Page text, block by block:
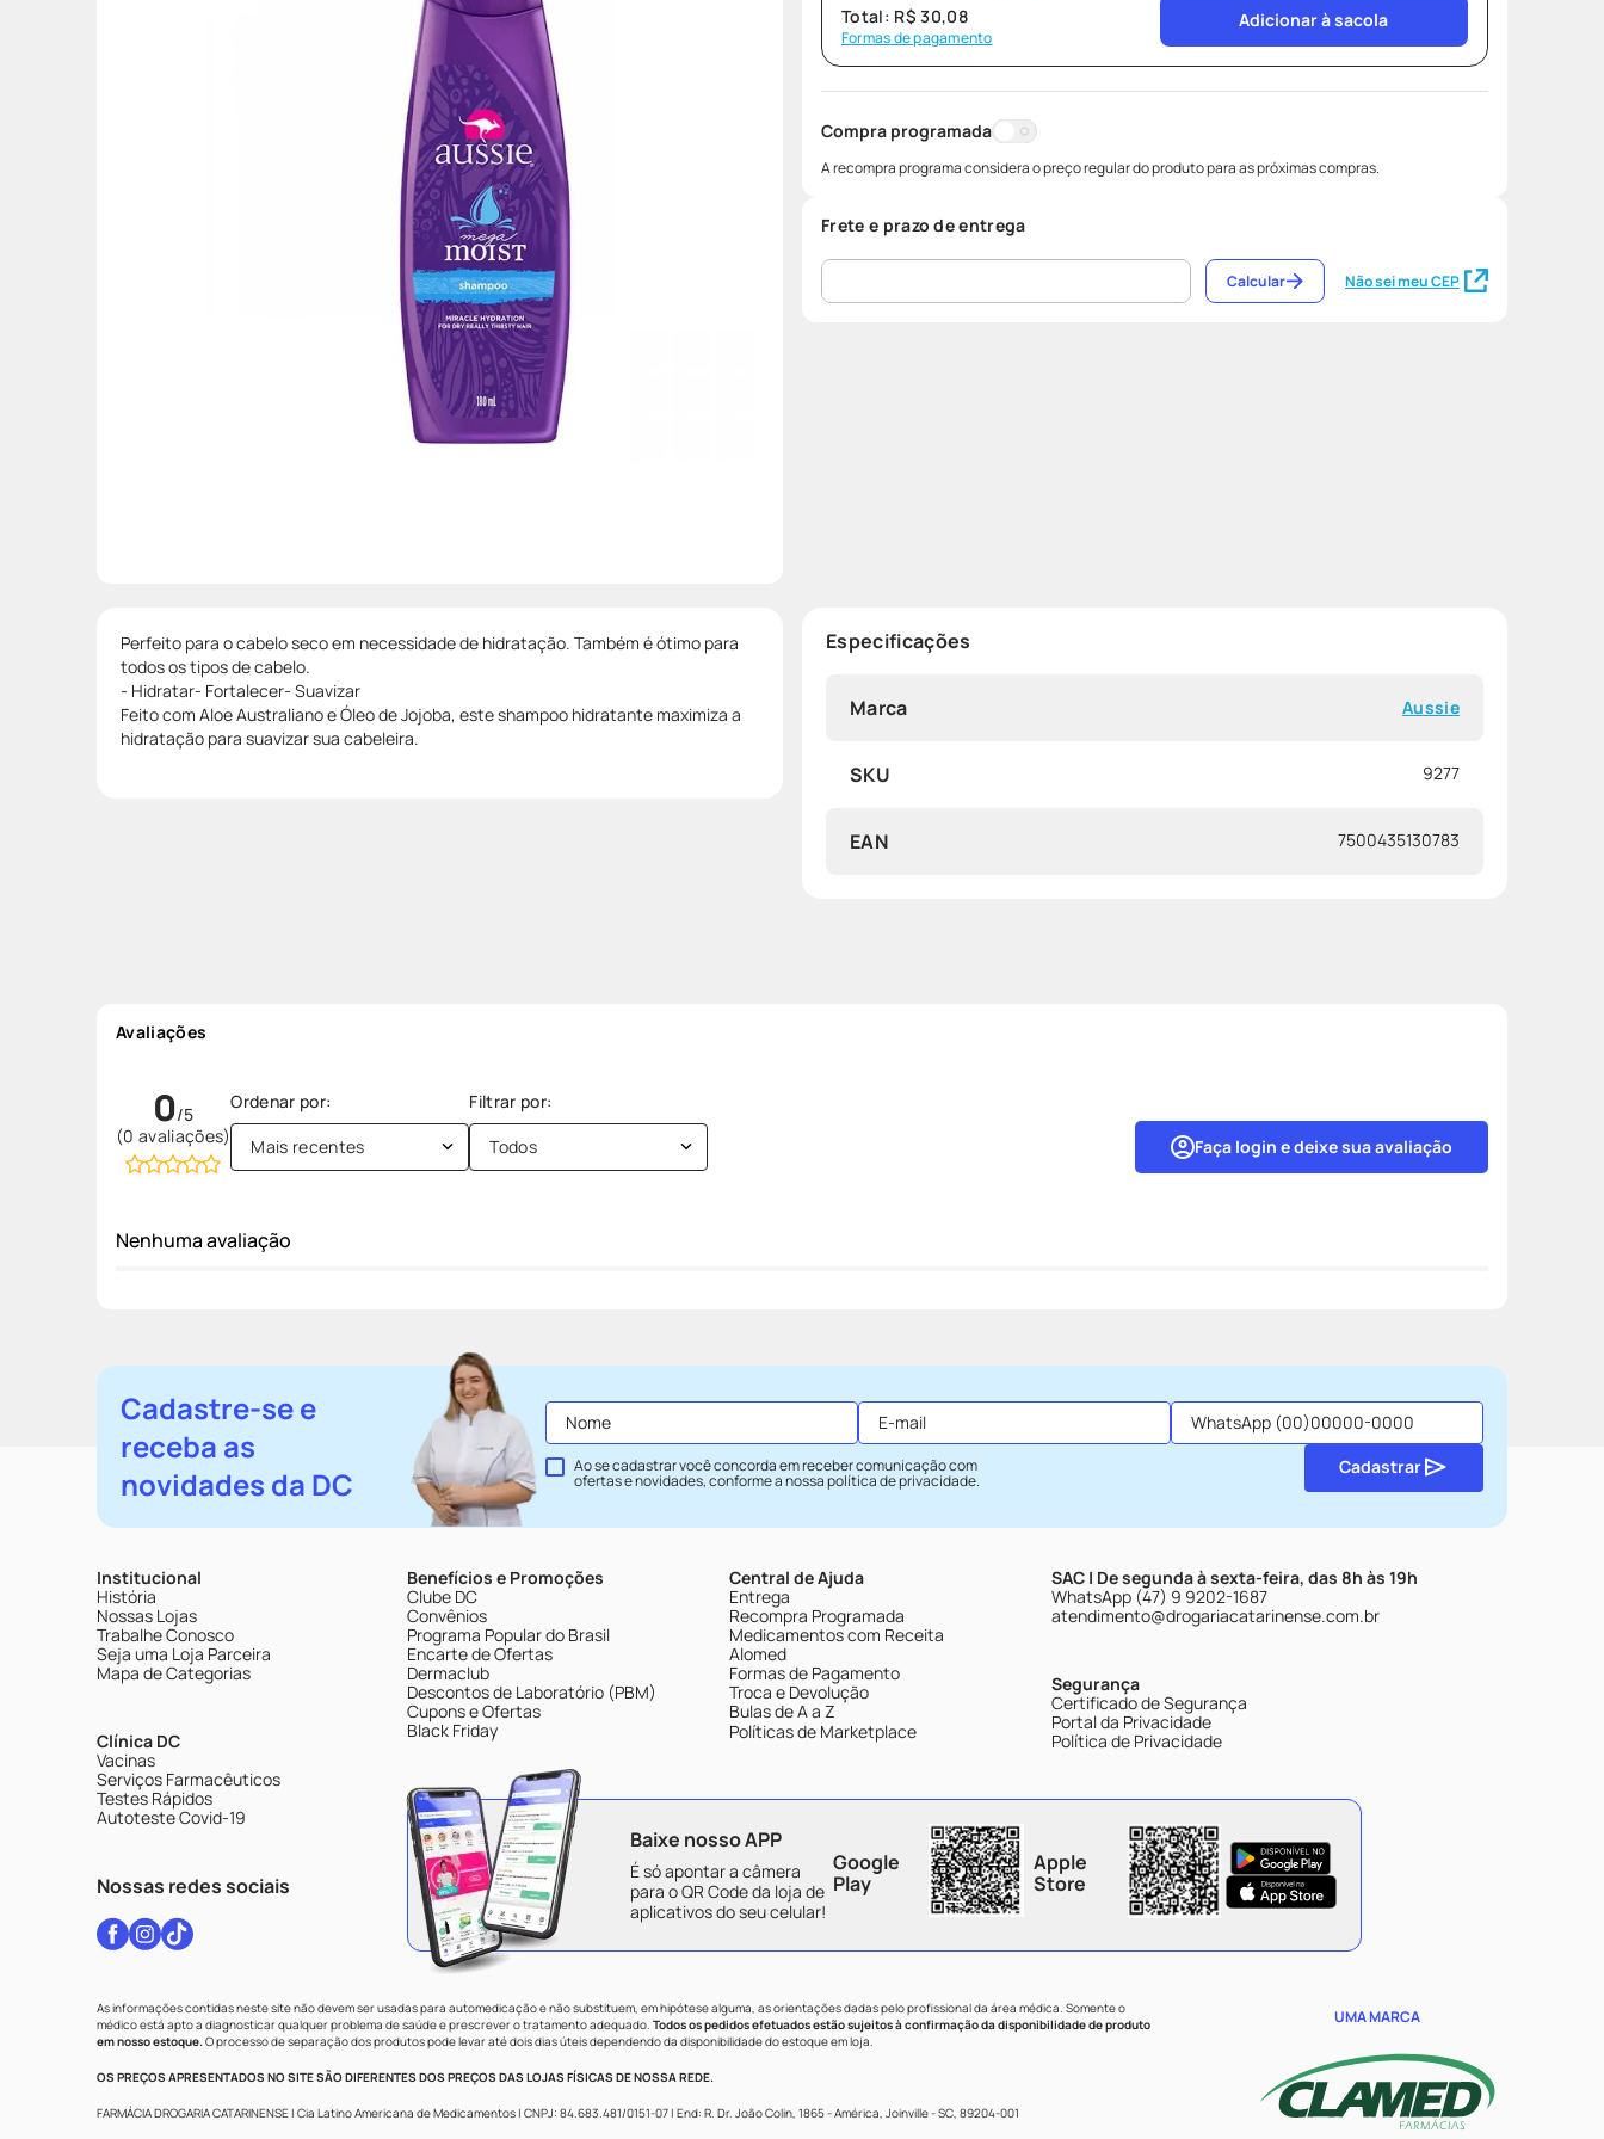
Total: R$ 30,08
Formas de pagamento
Adicionar à sacola
Compra programada
A recompra programa considera o preço regular do produto para as próximas compras.
Frete e prazo de entrega
Não sei meu CEP
Calcular
Perfeito para o cabelo seco em necessidade de hidratação. Também é ótimo para
todos os tipos de cabelo.
- Hidratar- Fortalecer- Suavizar
Feito com Aloe Australiano e Óleo de Jojoba, este shampoo hidratante maximiza a
hidratação para suavizar sua cabeleira.
Especificações
Marca Aussie
SKU 9277
EAN 7500435130783
Avaliações
0
(0 avaliações) Faça login e deixe sua avaliação
Mais recentes Todos
Nenhuma avaliação
Cadastre-se e
receba as
novidades da DC
Ao se cadastrar você concorda em receber comunicação com
ofertas e novidades, conforme a nossapolítica de privacidade.
Cadastrar
Institucional
História
Nossas Lojas
Trabalhe Conosco
Seja uma Loja Parceira
Mapa de Categorias
Clínica DC
Vacinas
Serviços Farmacêuticos
Testes Rápidos
Autoteste Covid-19
Nossas redes sociais
Benefícios e Promoções
Clube DC
Convênios
Programa Popular do Brasil
Encarte de Ofertas
Dermaclub
Descontos de Laboratório (PBM)
Cupons e Ofertas
Black Friday
Central de Ajuda
Entrega
Recompra Programada
Medicamentos com Receita
Alomed
Formas de Pagamento
Troca e Devolução
Bulas de A a Z
Políticas de Marketplace
SAC | De segunda à sexta-feira, das 8h às 19h
WhatsApp (47) 9 9202-1687
atendimento@drogariacatarinense.com.br
Segurança
Certificado de Segurança
Portal da Privacidade
Política de Privacidade
Baixe nosso APP
É só apontar a câmera
para o QR Code da loja de
aplicativos do seu celular!
Google
Play
Apple
Store
As informações contidas neste site não devem ser usadas para automedicação e não substituem, em hipótese alguma, as orientações dadas pelo profissional da área médica. Somente o
médico está apto a diagnosticar qualquer problema de saúde e prescrever o tratamento adequado. Todos os pedidos efetuados estão sujeitos à confirmação da disponibilidade de produto
em nosso estoque.O processo de separação dos produtos pode levar até dois dias úteis dependendo da disponibilidade do estoque em loja.
OS PREÇOS APRESENTADOS NO SITE SÃO DIFERENTES DOS PREÇOS DAS LOJAS FÍSICAS DE NOSSA REDE.
FARMÁCIA DROGARIA CATARINENSE | Cia Latino Americana de Medicamentos | CNPJ: 84.683.481/0151-07 | End: R. Dr. João Colin, 1865 - América, Joinville - SC, 89204-001
UMA MARCA